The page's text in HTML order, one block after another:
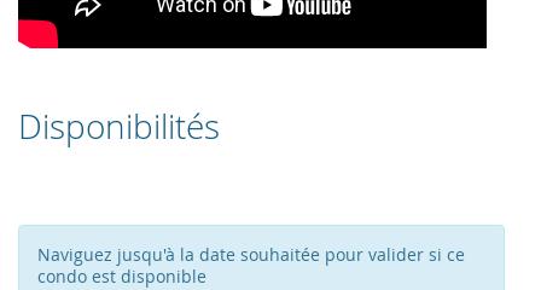
Disponibilités
Naviguez jusqu'à la date souhaitée pour valider si ce
condo est disponible